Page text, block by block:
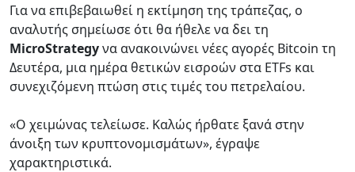
Για να επιβεβαιωθεί η εκτίμηση της τράπεζας, ο
αναλυτής σημείωσε ότι θα ήθελε να δει τη
MicroStrategyνα ανακοινώνει νέες αγορές Bitcoin τη
Δευτέρα, μια ημέρα θετικών εισροών στα ETFs και
συνεχιζόμενη πτώση στις τιμές του πετρελαίου.
«Ο χειμώνας τελείωσε. Καλώς ήρθατε ξανά στην
άνοιξη των κρυπτονομισμάτων», έγραψε
χαρακτηριστικά.